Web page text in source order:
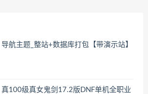
导航主题_整站+数据库打包【带演示站】
真100级真女鬼剑17.2版DNF单机全职业